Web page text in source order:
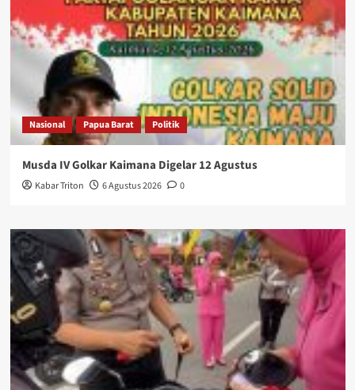
Nasional Papua Barat Politik
Musda IV Golkar Kaimana Digelar 12 Agustus
Kabar Triton 6 Agustus 2026 0